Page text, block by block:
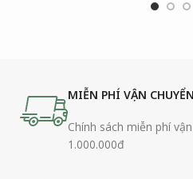
MIỄN PHÍ VẬN CHUYỂN
Chính sách miễn phí
1.000.000đ